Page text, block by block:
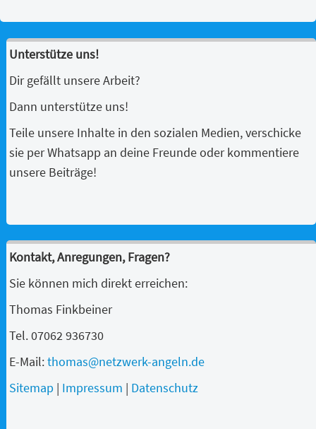
Unterstütze uns!
Dir gefällt unsere Arbeit?
Dann unterstütze uns!
Teile unsere Inhalte in den sozialen Medien, verschicke
sie per Whatsapp an deine Freunde oder kommentiere
unsere Beiträge!
Kontakt, Anregungen, Fragen?
Sie können mich direkt erreichen:
Thomas Finkbeiner
Tel. 07062 936730
E-Mail:thomas@netzwerk-angeln.de
Sitemap | Impressum | Datenschutz